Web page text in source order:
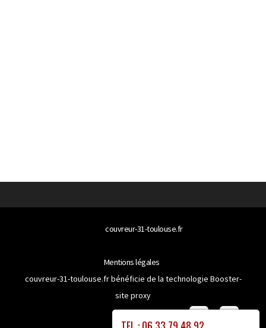
couvreur-31-toulouse.fr
Mentions légales
couvreur-31-toulouse.fr bénéficie de la technologie Booster-
site proxy